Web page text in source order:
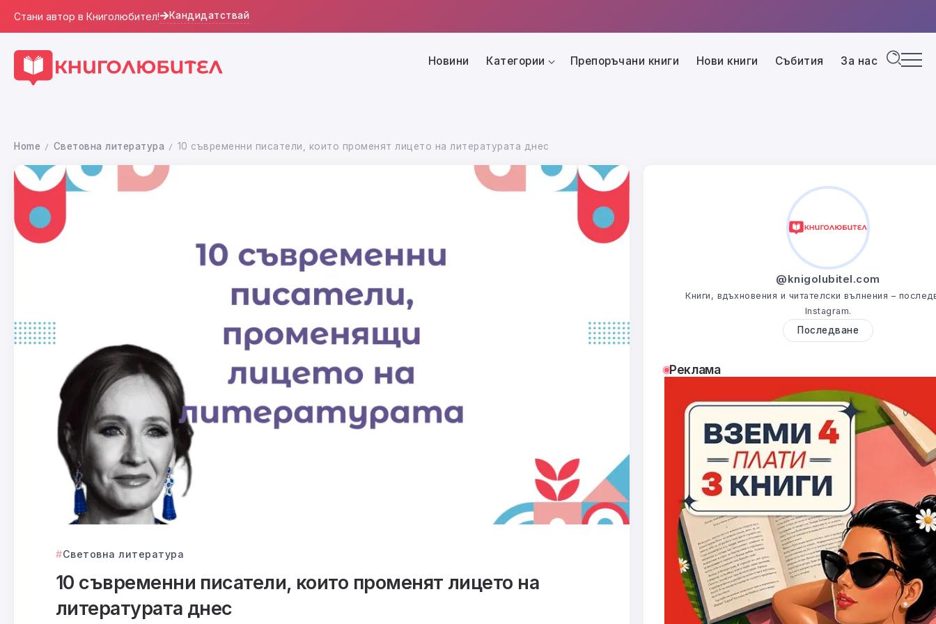
Стани автор в Книголюбител! Кандидатствай
Новини Категории Препоръчани книги Нови книги Събития За нас
Home / Световна литература / 10 съвременни писатели, които променят лицето на литературата днес
Световна литература
10 съвременни писатели, които променят лицето на
литературата днес
@knigolubitel.com
Книги, вдъхновения и читателски вълнения –
Instagram.
Последване
Реклама